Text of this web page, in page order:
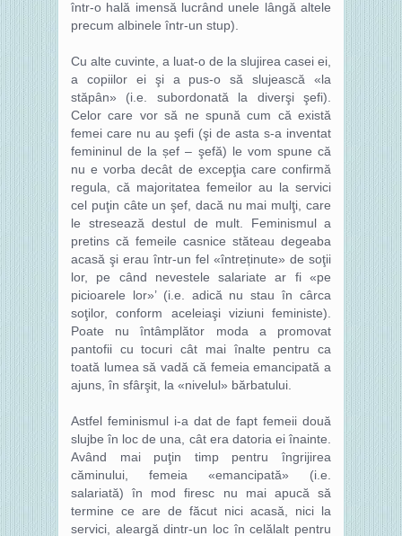
într-o hală imensă lucrând unele lângă altele
precum albinele într-un stup).
Cu alte cuvinte, a luat-o de la slujirea casei ei,
a copiilor ei şi a pus-o să slujească «la
stăpân» (i.e. subordonată la diverşi şefi).
Celor care vor să ne spună cum că există
femei care nu au şefi (şi de asta s-a inventat
femininul de la șef – şefă) le vom spune că
nu e vorba decât de excepţia care confirmă
regula, că majoritatea femeilor au la servici
cel puţin câte un şef, dacă nu mai mulţi, care
le stresează destul de mult. Feminismul a
pretins că femeile casnice stăteau degeaba
acasă şi erau într-un fel «întreținute» de soţii
lor, pe când nevestele salariate ar fi «pe
picioarele lor»’ (i.e. adică nu stau în cârca
soţilor, conform aceleiaşi viziuni feministe).
Poate nu întâmplător moda a promovat
pantofii cu tocuri cât mai înalte pentru ca
toată lumea să vadă că femeia emancipată a
ajuns, în sfârşit, la «nivelul» bărbatului.
Astfel feminismul i-a dat de fapt femeii două
slujbe în loc de una, cât era datoria ei înainte.
Având mai puţin timp pentru îngrijirea
căminului, femeia «emancipată» (i.e.
salariată) în mod firesc nu mai apucă să
termine ce are de făcut nici acasă, nici la
servici, aleargă dintr-un loc în celălalt pentru